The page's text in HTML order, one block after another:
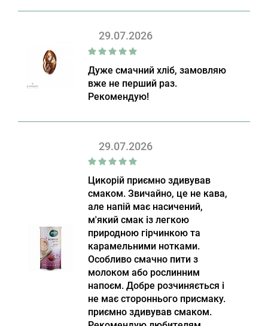
29.07.2026
Дуже смачний хліб, замовляю
вже не перший раз.
Рекомендую!
29.07.2026
Цикорій приємно здивував
смаком. Звичайно, це не кава,
але напій має насичений,
м'який смак із легкою
природною гірчинкою та
карамельними нотками.
Особливо смачно пити з
молоком або рослинним
напоєм. Добре розчиняється і
не має стороннього присмаку.
приємно здивував смаком.